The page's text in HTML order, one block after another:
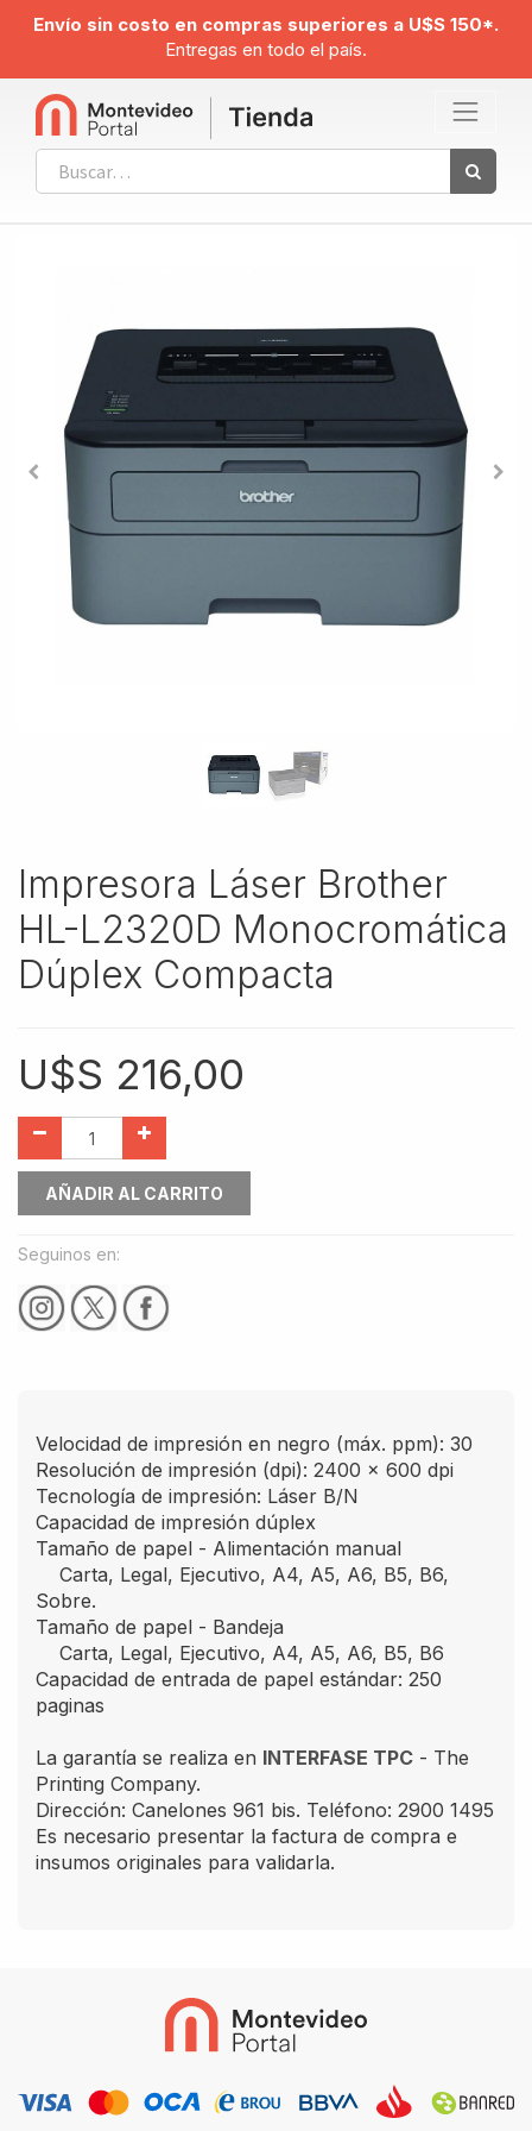
Envío sin costo en compras superiores a U$S 150*.
Entregas en todo el país.
Impresora Láser Brother
HL-L2320D Monocromática
Dúplex Compacta
U$S 216,00
AÑADIR AL CARRITO
Seguinos en:
Velocidad de impresión en negro (máx. ppm): 30
Resolución de impresión (dpi): 2400 x 600 dpi
Tecnología de impresión: Láser B/N
Capacidad de impresión dúplex
Tamaño de papel - Alimentación manual
Carta, Legal, Ejecutivo, A4, A5, A6, B5, B6,
Sobre.
Tamaño de papel - Bandeja
Carta, Legal, Ejecutivo, A4, A5, A6, B5, B6
Capacidad de entrada de papel estándar: 250
paginas
La garantía se realiza en INTERFASE TPC - The
Printing Company.
Dirección: Canelones 961 bis. Teléfono: 2900 1495
Es necesario presentar la factura de compra e
insumos originales para validarla.